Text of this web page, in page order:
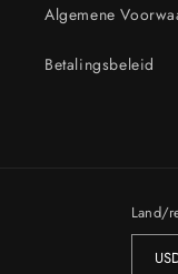
Algemene
Betalingsbeleid
Land/